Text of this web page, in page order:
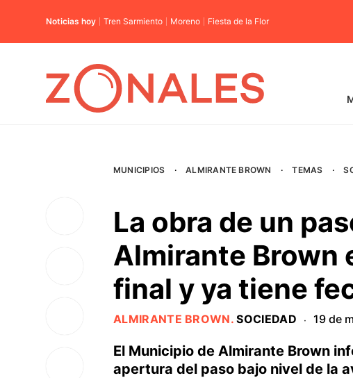
Noticias hoy Tren Sarmiento Moreno Fiesta de la Flor
MUNICIPIOS · ALMIRANTE BROWN · TEMAS ·
La obra de un
Almirante Brown
final y ya tiene
ALMIRANTE BROWN.SOCIEDAD · 19 de
El Municipio de Almirante Brown
apertura del paso bajo nivel de la